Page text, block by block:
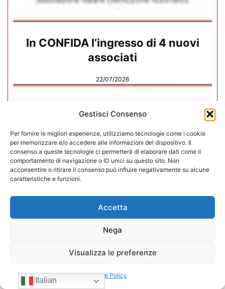
Gestisci Consenso
Per fornire le migliori esperienze, utilizziamo tecnologie come i cookie
per memorizzare e/o accedere alle informazioni del dispositivo. Il
consenso a queste tecnologie ci permetterà di elaborare dati come il
comportamento di navigazione o ID unici su questo sito. Non
acconsentire o ritirare il consenso può influire negativamente su alcune
caratteristiche e funzioni.
Accetta
Nega
Visualizza le preferenze
Cookie Policy
In CONFIDA l’ingresso di 4 nuovi
associati
22/07/2026
nuovo Consiglio di Amministrazione
17/07/2026
Italian